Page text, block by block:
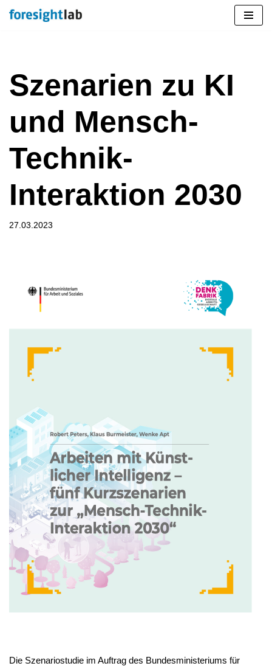
Szenarien zu KI
und Mensch-
Technik-
Interaktion 2030
27.03.2023
Die Szenariostudie im Auftrag des Bundesministeriums für